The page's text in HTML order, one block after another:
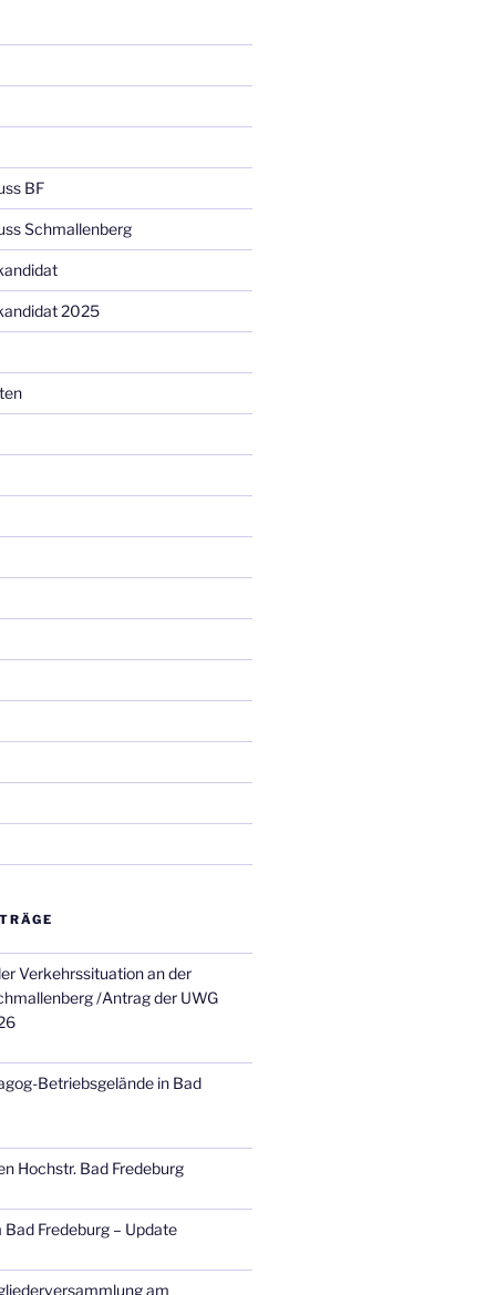
BF
Schmallenberg
2025
Verkehrssituation an der
/Antrag der UWG
Betriebsgelände in Bad
Hochstr. Bad Fredeburg
Fredeburg – Update
am